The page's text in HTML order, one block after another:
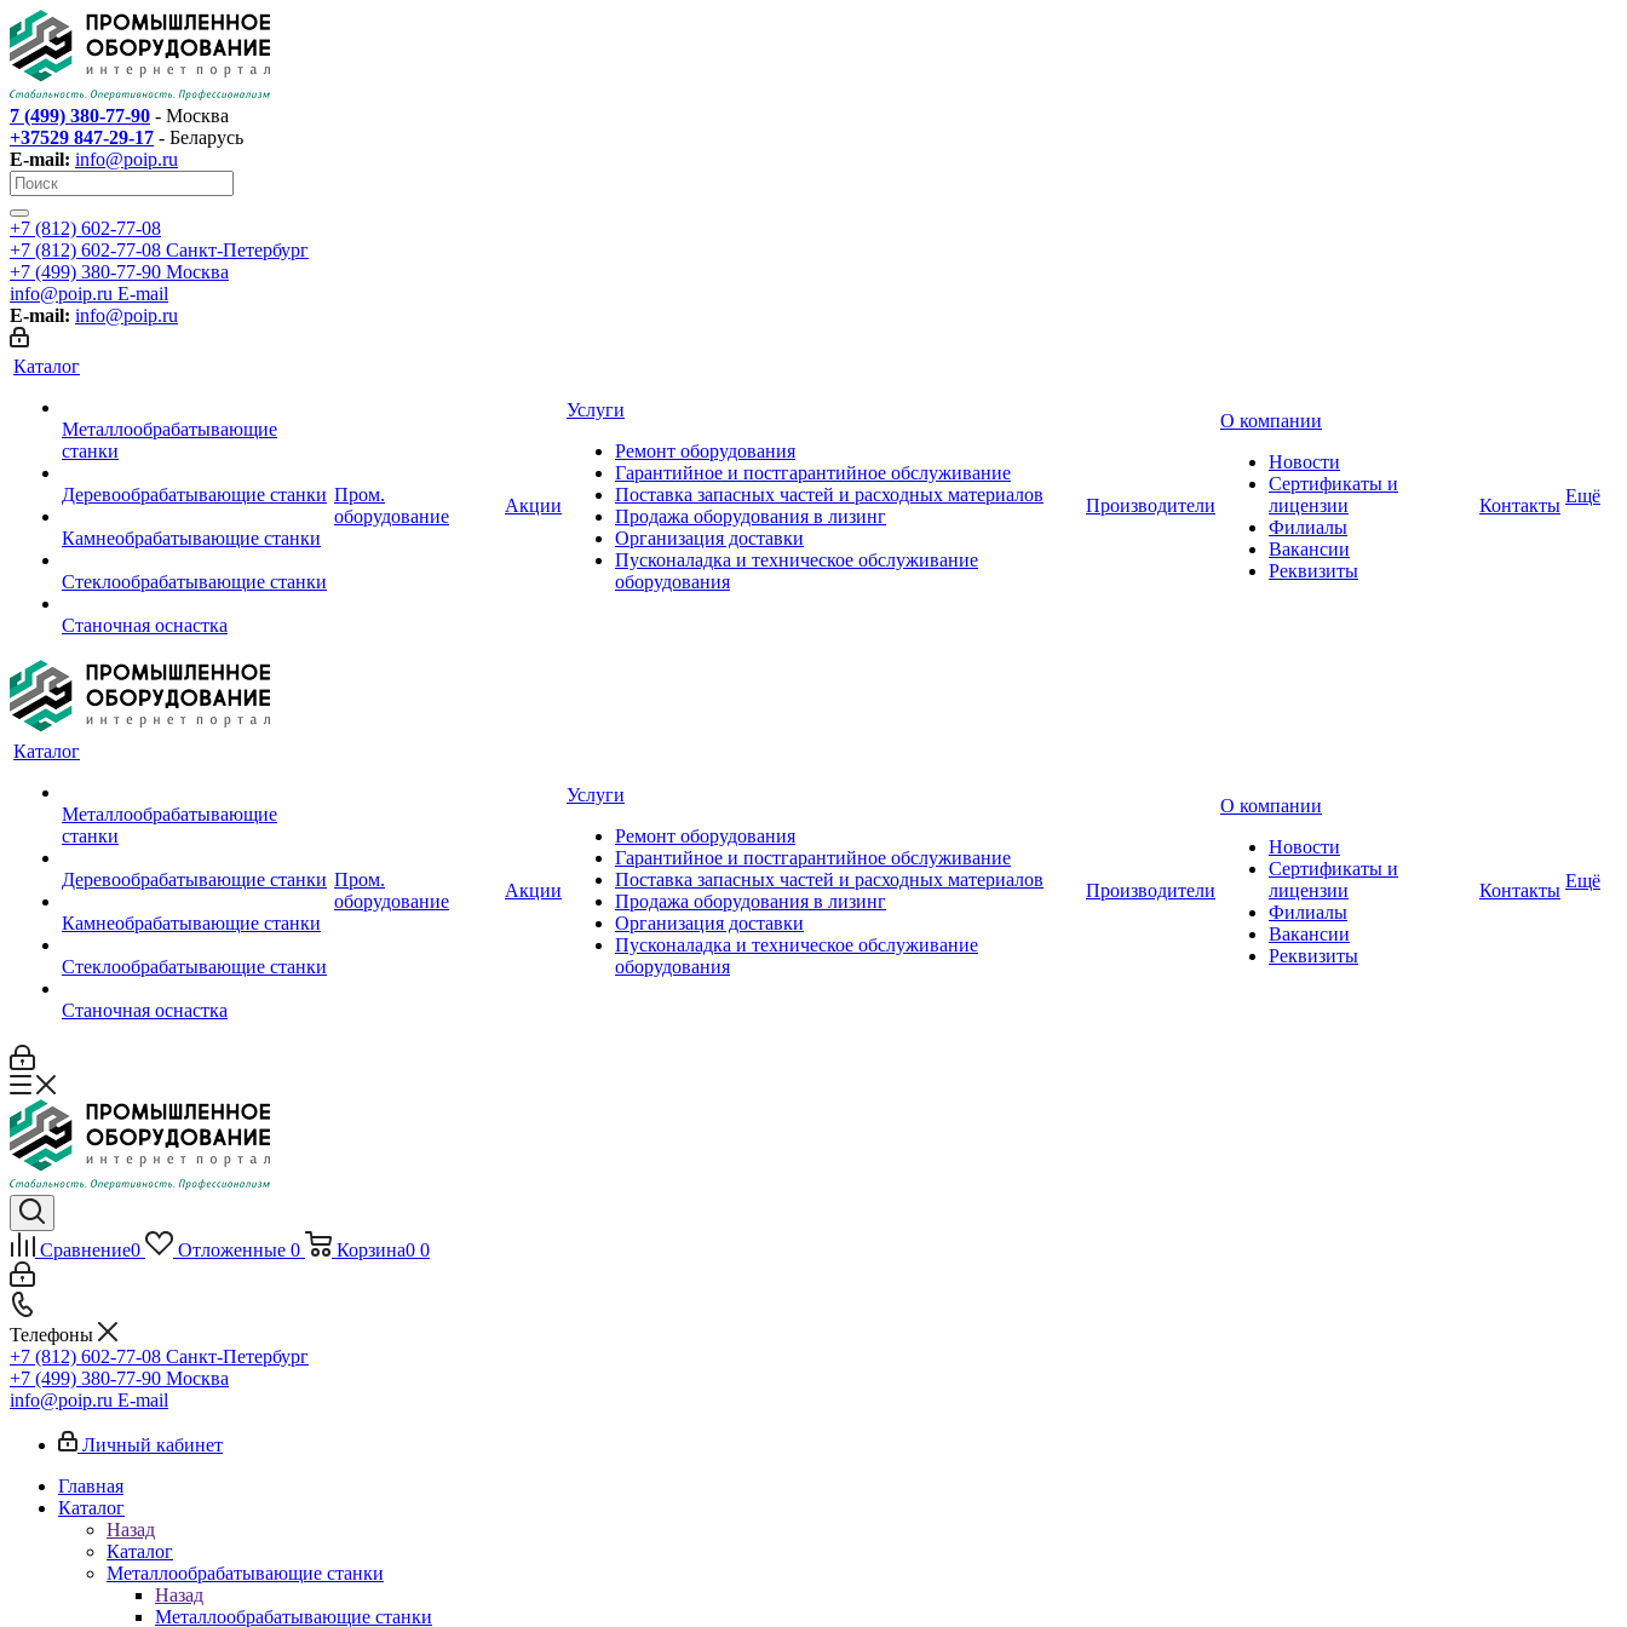
7 (499) 380-77-90 - Москва
+37529 847-29-17 - Беларусь
E-mail: info@poip.ru
+7 (812) 602-77-08
+7 (812) 602-77-08 Санкт-Петербург
+7 (499) 380-77-90 Москва
info@poip.ru E-mail
E-mail: info@poip.ru
Каталог
Металлообрабатывающие
станки
Деревообрабатывающие станки
Камнеобрабатывающие станки
Стеклообрабатывающие станки
Станочная оснастка
Пром.
оборудование
Акции
Услуги
Ремонт оборудования
Гарантийное и постгарантийное обслуживание
Поставка запасных частей и расходных материалов
Продажа оборудования в лизинг
Организация доставки
Пусконаладка и техническое обслуживание
оборудования
Производители
О компании
Новости
Сертификаты и
лицензии
Филиалы
Вакансии
Реквизиты
Контакты Ещё
Каталог
Металлообрабатывающие
станки
Деревообрабатывающие станки
Камнеобрабатывающие станки
Стеклообрабатывающие станки
Станочная оснастка
Пром.
оборудование
Акции
Услуги
Ремонт оборудования
Гарантийное и постгарантийное обслуживание
Поставка запасных частей и расходных материалов
Продажа оборудования в лизинг
Организация доставки
Пусконаладка и техническое обслуживание
оборудования
Производители
О компании
Новости
Сертификаты и
лицензии
Филиалы
Вакансии
Реквизиты
Контакты Ещё
Сравнение0 Отложенные 0 Корзина0 0
Телефоны
+7 (812) 602-77-08 Санкт-Петербург
+7 (499) 380-77-90 Москва
info@poip.ru E-mail
Личный кабинет
Главная
Каталог
Назад
Каталог
Металлообрабатывающие станки
Назад
Металлообрабатывающие станки